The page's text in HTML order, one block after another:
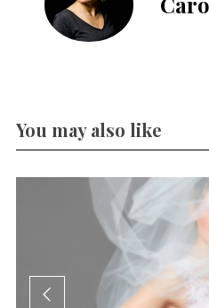
You may also like